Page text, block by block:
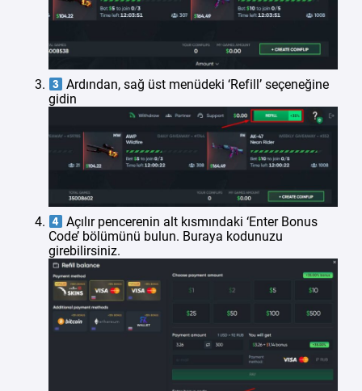
Ardından, sağ üst menüdeki ‘Refill’ seçeneğine
gidin
Açılır pencerenin alt kısmındaki ‘Enter Bonus
Code’ bölümünü bulun. Buraya kodunuzu
girebilirsiniz.